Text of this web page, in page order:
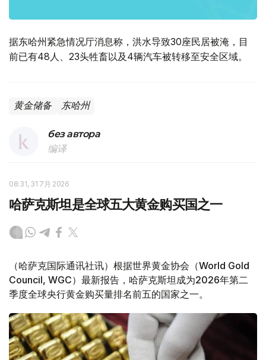
据东哈州紧急情况厅消息称，洪水导致30座民居被淹，目
前已有48人、23头牲畜以及4辆汽车被转移至安全区域。
黄金储备 东哈州
без автора
编译
08:31, 31 7月 2026
哈萨克斯坦是全球五大黄金购买国之一
（哈萨克国际通讯社讯）根据世界黄金协会（World Gold
Council, WGC）最新报告，哈萨克斯坦成为2026年第二
季度全球央行黄金购买量排名前五的国家之一。